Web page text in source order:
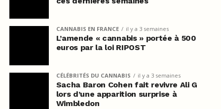
CANNABIS EN FRANCE il y a 3 semaines
L’amende « cannabis » portée à 500
euros par la loi RIPOST
CÉLÉBRITÉS DU CANNABIS il y a 3 semaines
Sacha Baron Cohen fait revivre Ali G
lors d’une apparition surprise à
Wimbledon